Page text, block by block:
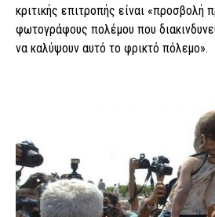
κριτικής επιτροπής είναι «προσβολή
φωτογράφους πολέμου που
να καλύψουν αυτό το φρικτό πόλεμο».